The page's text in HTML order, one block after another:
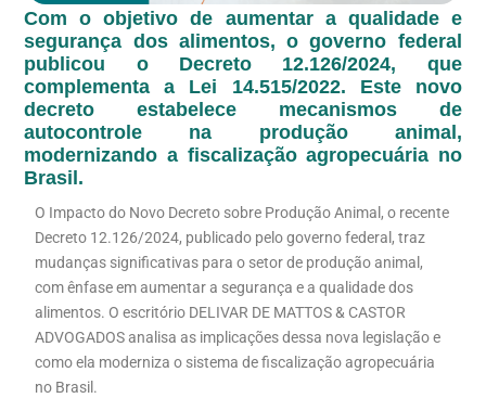
Com o objetivo de aumentar a qualidade e
segurança dos alimentos, o governo federal
publicou o Decreto 12.126/2024, que
complementa a Lei 14.515/2022. Este novo
decreto estabelece mecanismos de
autocontrole na produção animal,
modernizando a fiscalização agropecuária no
Brasil.
O Impacto do Novo Decreto sobre Produção Animal, o recente
Decreto 12.126/2024, publicado pelo governo federal, traz
mudanças significativas para o setor de produção animal,
com ênfase em aumentar a segurança e a qualidade dos
alimentos. O escritório DELIVAR DE MATTOS & CASTOR
ADVOGADOS analisa as implicações dessa nova legislação e
como ela moderniza o sistema de fiscalização agropecuária
no Brasil.